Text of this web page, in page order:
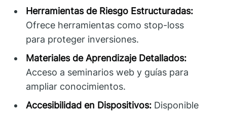
Herramientas de Riesgo Estructuradas:
Ofrece herramientas como stop-loss
para proteger inversiones.
Materiales de Aprendizaje Detallados:
Acceso a seminarios web y guías para
ampliar conocimientos.
Accesibilidad en Dispositivos: Disponible